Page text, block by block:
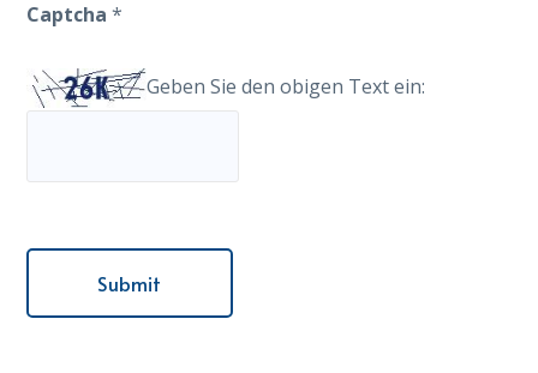
Captcha*
Geben Sie den obigen Text ein: